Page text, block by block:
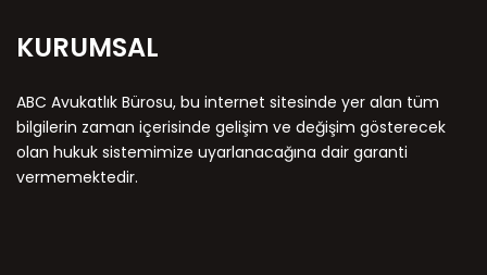
KURUMSAL
ABC Avukatlık Bürosu, bu internet sitesinde yer alan tüm
bilgilerin zaman içerisinde gelişim ve değişim gösterecek
olan hukuk sistemimize uyarlanacağına dair garanti
vermemektedir.